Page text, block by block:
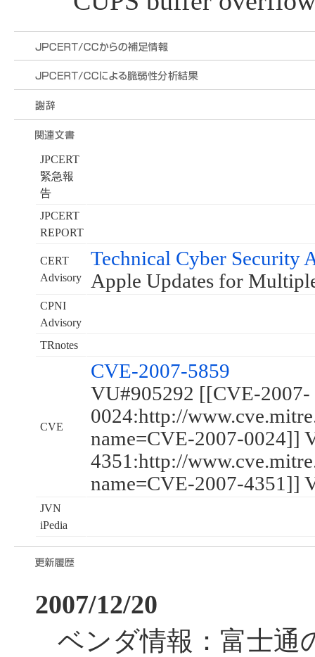
JPCERT
緊急報
告
JPCERT
REPORT
CERT
Advisory
Technical Cyber Security
Apple Updates for
CPNI
Advisory
TRnotes
CVE
CVE-2007-5859
VU#905292 [[CVE-2007-
0024:http://
name=CVE-2007-0024]]
4351:http://
name=CVE-2007-4351]]
JVN
iPedia
2007/12/20
ベンダ情報：富士通